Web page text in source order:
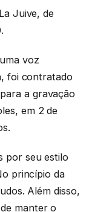
Juive, de
voz
foi contratado
a gravação
em 2 de
por seu estilo
princípio da
Além disso,
manter o